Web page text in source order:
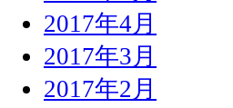
2017年4月
2017年3月
2017年2月